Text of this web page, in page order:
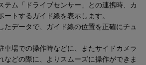
テム「ドライブセンサー」との連携時、カ
ートするガイド線を表示します。
たデータで、ガイド線の位置を正確にチュ
車場での操作時などに、またサイドカメラ
などの際に、よりスムーズに操作ができま